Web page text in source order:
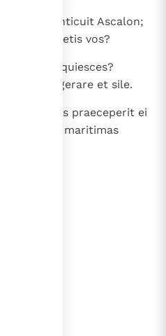
stad is zowel een gave als
toont ons de noodzaak om
veel belangrijke
van de Rooms
Nederlands beschikbaar
van donaties.
conticuit Ascalon;
incidetis vos?
non quiesces?
tuam, refrigerare et sile.
Dominus praeceperit ei
adversus maritimas
illi? ".